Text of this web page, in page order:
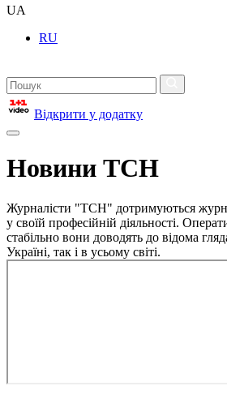
UA
RU
Відкрити у додатку
Новини ТСН
Журналісти "ТСН" дотримуються
у своїй професійній діяльності.
стабільно вони доводять до відома
Україні, так і в усьому світі.